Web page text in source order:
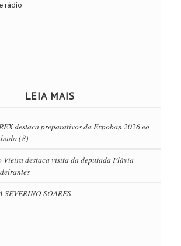
rádio
LEIA MAIS
destaca preparativos da Expoban 2026 eo
(8)
Vieira destaca visita da deputada Flávia
SOARES